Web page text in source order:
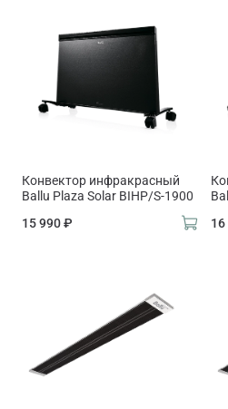
Конвектор инфракрасный
Ballu Plaza Solar BIHP/S-1900
15 990 ₽